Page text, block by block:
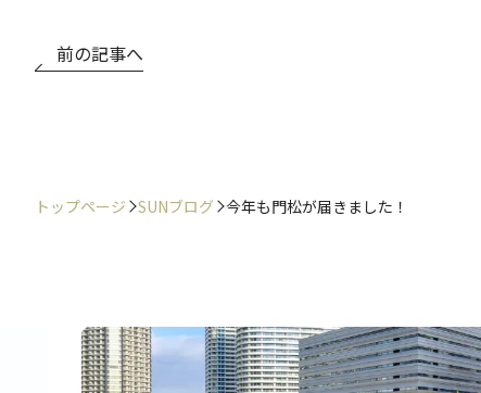
前の記事へ
トップページ SUNブログ 今年も門松が届きました！